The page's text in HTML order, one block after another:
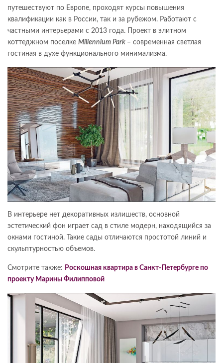
путешествуют по Европе, проходят курсы повышения
квалификации как в России, так и за рубежом. Работают с
частными интерьерами с 2013 года. Проект в элитном
коттеджном поселке Millennium Park – современная светлая
гостиная в духе функционального минимализма.
В интерьере нет декоративных излишеств, основной
эстетический фон играет сад в стиле модерн, находящийся за
окнами гостиной. Такие сады отличаются простотой линий и
скульптурностью объемов.
Смотрите также: Роскошная квартира в Санкт-Петербурге по
проекту Марины Филипповой